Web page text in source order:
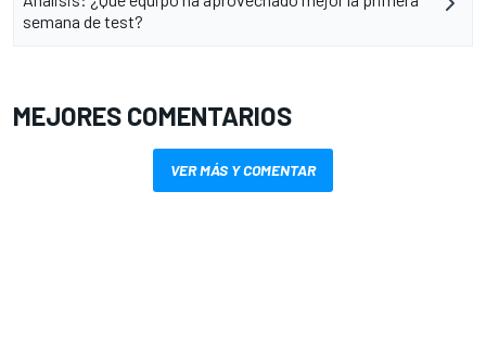
semana de test?
MEJORES COMENTARIOS
VER MÁS Y COMENTAR